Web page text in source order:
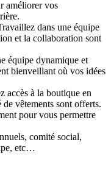
améliorer vos
dans une équipe
et la collaboration sont
équipe dynamique et
bienveillant où vos idées
accès à la boutique en
vêtements sont offerts.
pour vous permettre
comité social,
etc…